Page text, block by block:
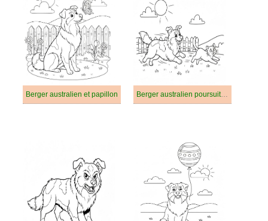
Berger australien et papillon Berger australien poursuit un chat